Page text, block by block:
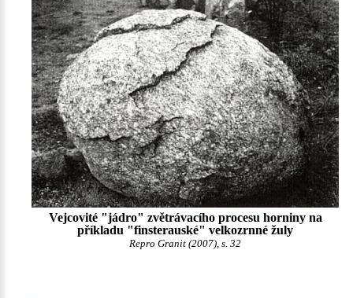
Vejcovité "jádro" zvětrávacího procesu horniny na
příkladu "finsterauské" velkozrnné žuly
Repro Granit (2007), s. 32